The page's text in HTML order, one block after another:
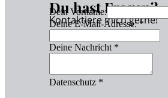
Du hast Fragen?
Kontaktiere mich gerne!
Dein Vorname:
Deine E-Mail-Adresse:*
Deine Nachricht *
Datenschutz *